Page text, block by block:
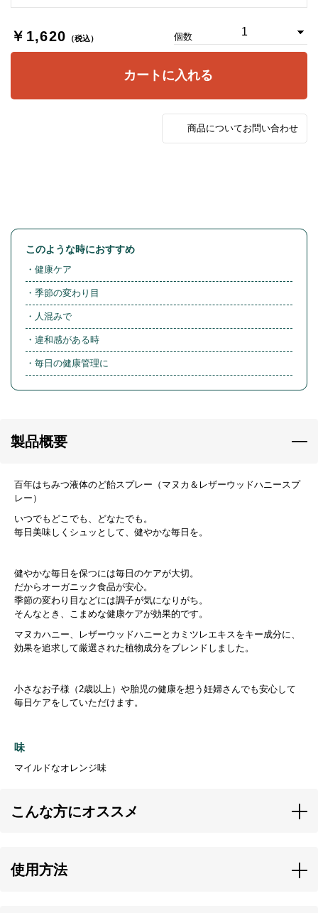
￥1,620 （税込） 個数
カートに入れる
商品についてお問い合わせ
このような時におすすめ
健康ケア
季節の変わり目
人混みで
違和感がある時
毎日の健康管理に
製品概要
百年はちみつ液体のど飴スプレー（マヌカ＆レザーウッドハニースプ
レー）
いつでもどこでも、どなたでも。
毎日美味しくシュッとして、健やかな毎日を。
健やかな毎日を保つには毎日のケアが大切。
だからオーガニック食品が安心。
季節の変わり目などには調子が気になりがち。
そんなとき、こまめな健康ケアが効果的です。
マヌカハニー、レザーウッドハニーとカミツレエキスをキー成分に、
効果を追求して厳選された植物成分をブレンドしました。
小さなお子様（2歳以上）や胎児の健康を想う妊婦さんでも安心して
毎日ケアをしていただけます。
味
マイルドなオレンジ味
こんな方にオススメ
・電車通勤のOLさん
使用方法